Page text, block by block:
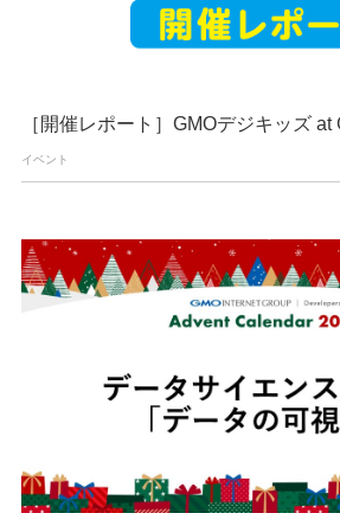
［開催レポート］GMOデジキッズ at
イベント